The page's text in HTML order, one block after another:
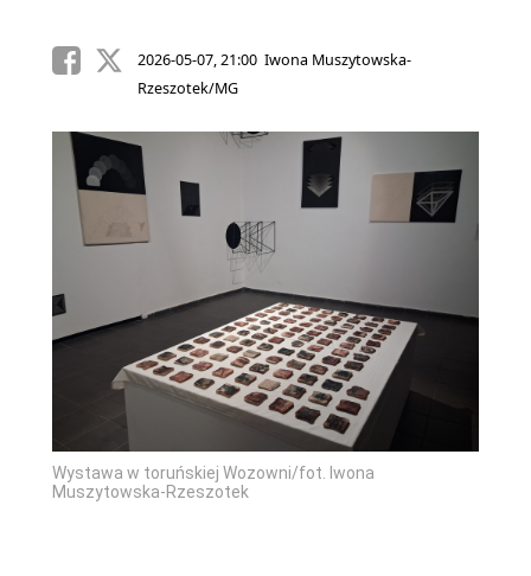
2026-05-07, 21:00 Iwona Muszytowska-
Rzeszotek/MG
Wystawa w toruńskiej Wozowni/fot. Iwona
Muszytowska-Rzeszotek